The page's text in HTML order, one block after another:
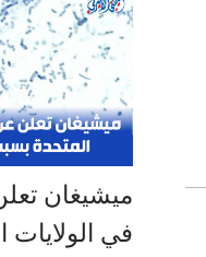
ميشيغان
في